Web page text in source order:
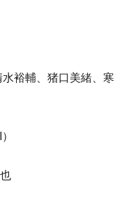
裕輔、猪口美緒、寒